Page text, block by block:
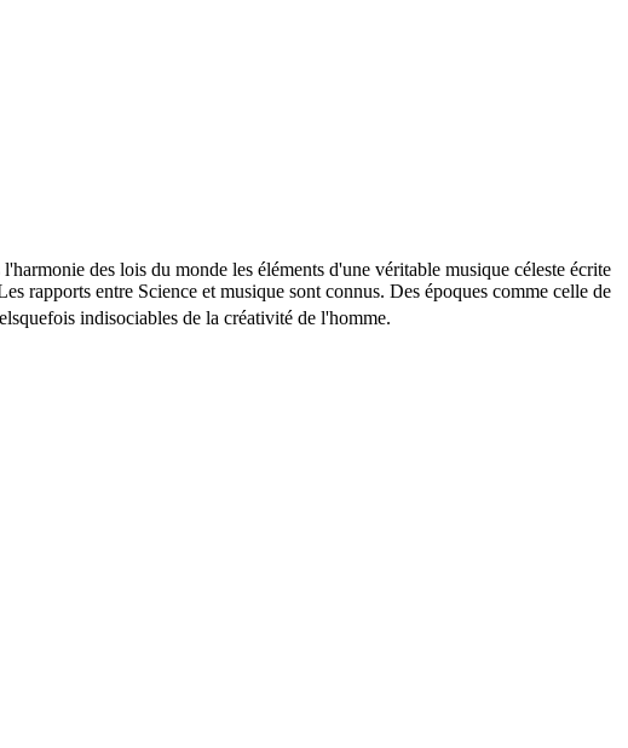
des lois du monde les éléments d'une véritable musique céleste écrite
rapports entre Science et musique sont connus. Des époques comme celle de
indisociables de la créativité de l'homme.